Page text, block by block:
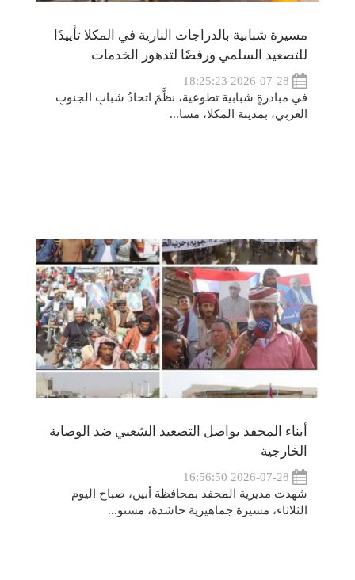
مسيرة شبابية بالدراجات النارية في المكلا تأييدًا
للتصعيد السلمي ورفضًا لتدهور الخدمات
في مبادرةٍ شبابية تطوعية، نظَّمَ اتحادُ شبابِ الجنوبِ
العربي، بمدينة المكلا، مسا...
أبناء المحفد يواصل التصعيد الشعبي ضد الوصاية
الخارجية
شهدت مديرية المحفد بمحافظة أبين، صباح اليوم
الثلاثاء، مسيرة جماهيرية حاشدة، مسنو...